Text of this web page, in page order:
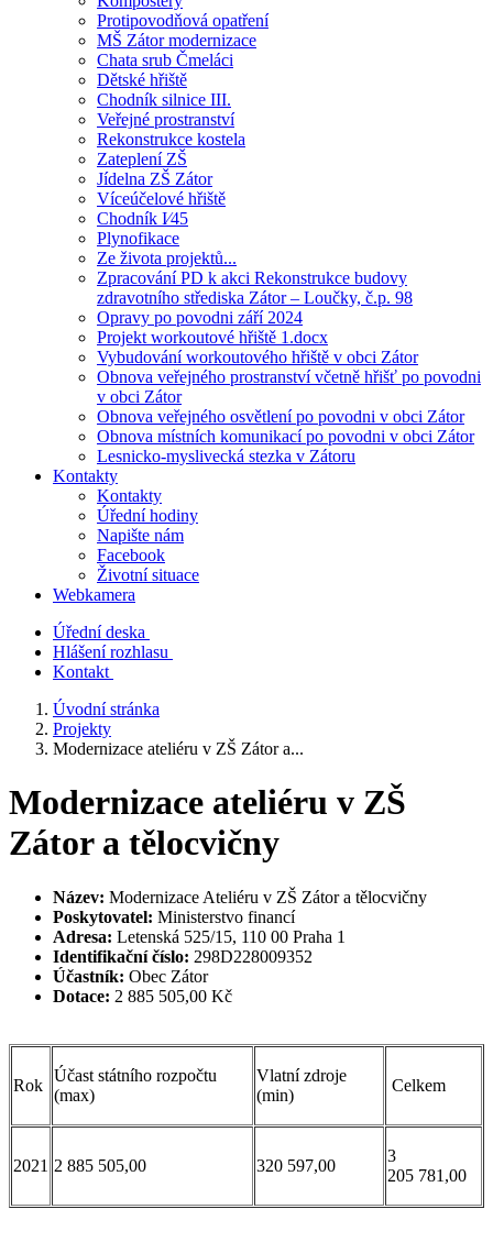
Protipovodňová opatření
MŠ Zátor modernizace
Chata srub Čmeláci
Dětské hřiště
Chodník silnice III.
Veřejné prostranství
Rekonstrukce kostela
Zateplení ZŠ
Jídelna ZŠ Zátor
Víceúčelové hřiště
Chodník I⁄45
Plynofikace
Ze života projektů...
Zpracování PD k akci Rekonstrukce budovy
zdravotního střediska Zátor – Loučky, č.p. 98
Opravy po povodni září 2024
Projekt workoutové hřiště 1.docx
Vybudování workoutového hřiště v obci Zátor
Obnova veřejného prostranství včetně hřišť po povodni
v obci Zátor
Obnova veřejného osvětlení po povodni v obci Zátor
Obnova místních komunikací po povodni v obci Zátor
Lesnicko-myslivecká stezka v Zátoru
Kontakty
Kontakty
Úřední hodiny
Napište nám
Facebook
Životní situace
Webkamera
Úřední deska
Hlášení rozhlasu
Kontakt
Úvodní stránka
Projekty
Modernizace ateliéru v ZŠ Zátor a...
Modernizace ateliéru v ZŠ
Zátor a tělocvičny
Název: Modernizace Ateliéru v ZŠ Zátor a tělocvičny
Poskytovatel: Ministerstvo financí
Adresa: Letenská 525/15, 110 00 Praha 1
Identifikační číslo: 298D228009352
Účastník: Obec Zátor
Dotace: 2 885 505,00 Kč
Rok
Účast státního rozpočtu
(max)
Vlatní zdroje
(min)
Celkem
2021 2 885 505,00 320 597,00
3
205 781,00